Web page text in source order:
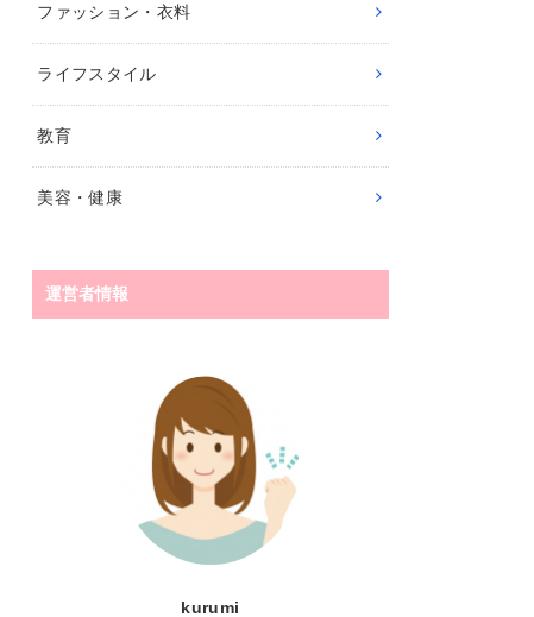
ファッション・衣料
ライフスタイル
教育
美容・健康
運営者情報
kurumi